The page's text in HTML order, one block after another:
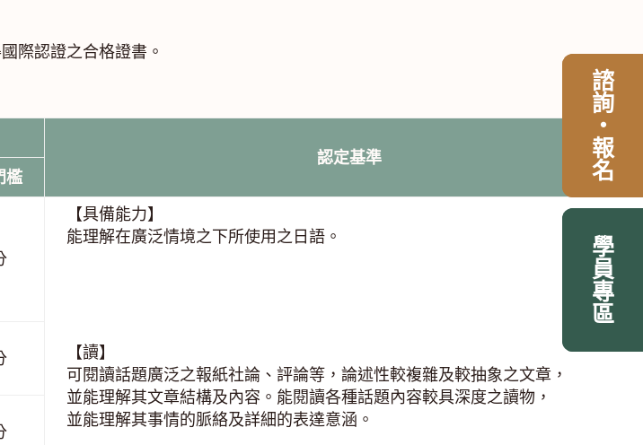
際認證之合格證書。
認定基準
檻
【具備能力】
能理解在廣泛情境之下所使用之日語。
【讀】
可閱讀話題廣泛之報紙社論、評論等，論述性較複雜及較抽象之文章，
並能理解其文章結構及內容。能閱讀各種話題內容較具深度之讀物，
並能理解其事情的脈絡及詳細的表達意涵。
諮詢・報名
學員專區
諮詢・報名
學員專區